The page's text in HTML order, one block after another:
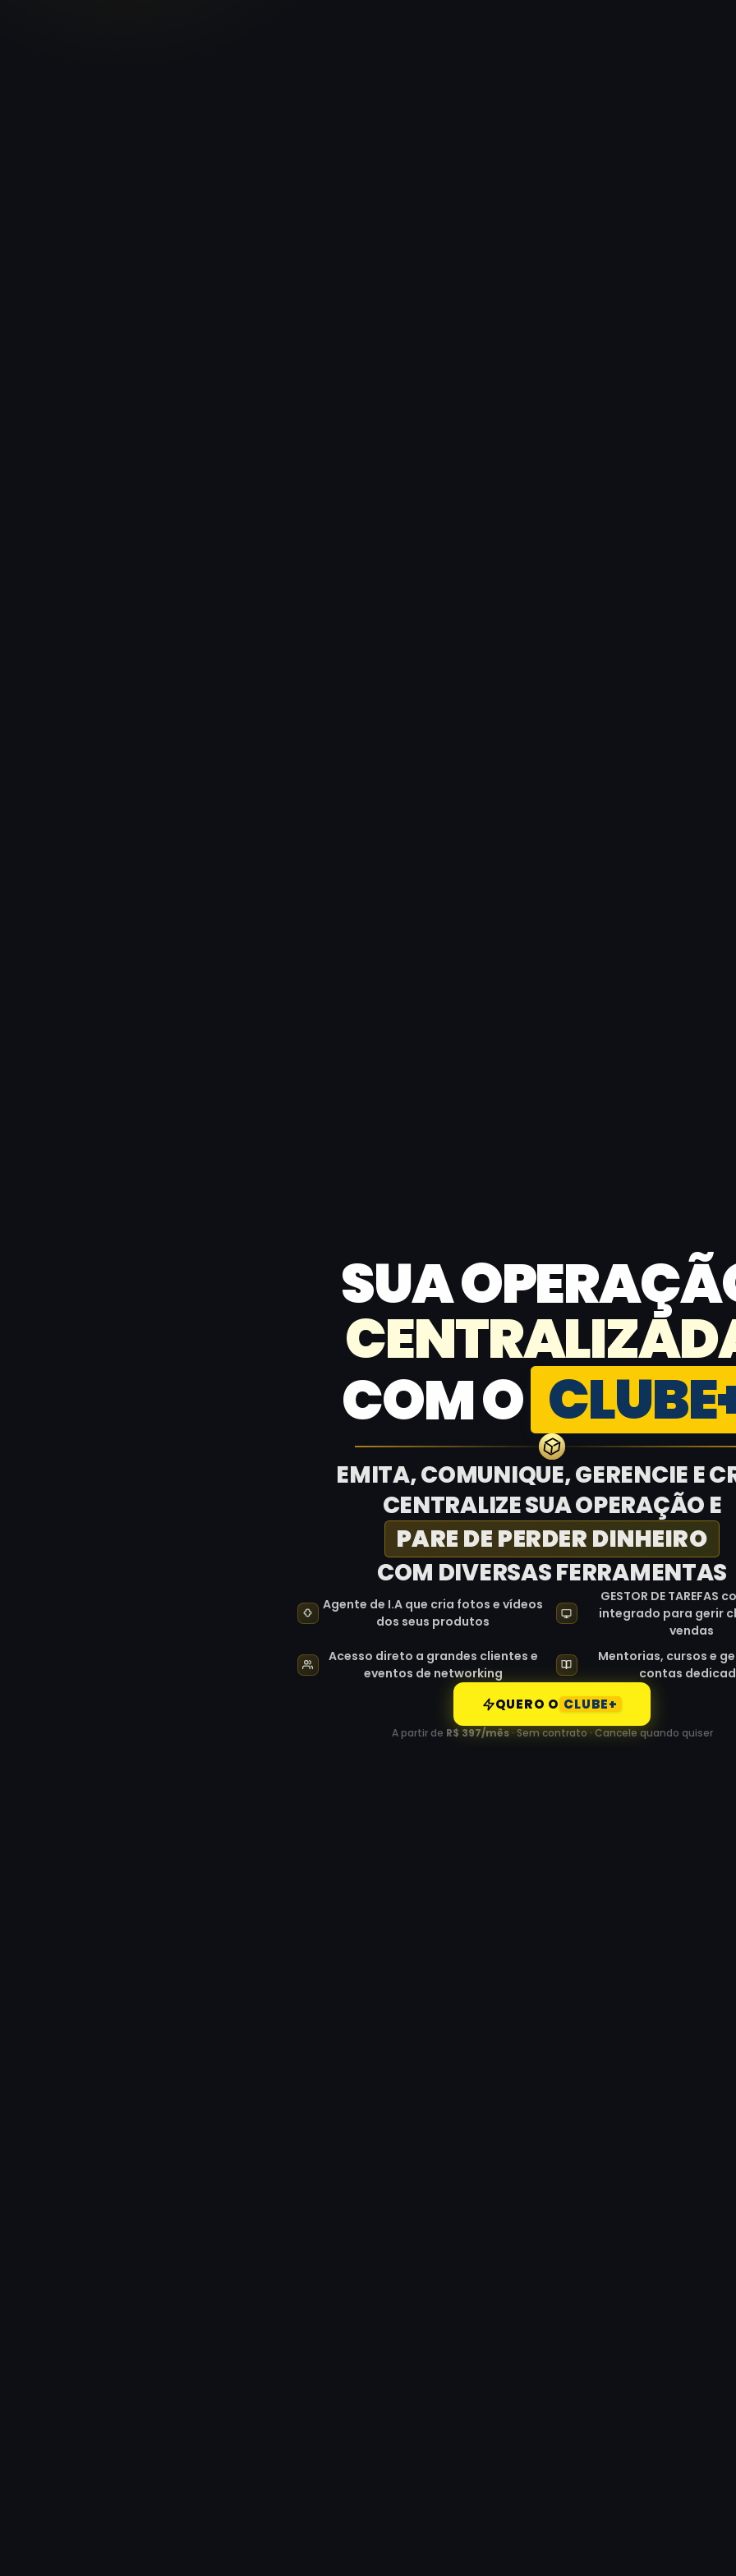
SUA
COM O
EMITA, COMUNIQUE, GERENCIE E
CENTRALIZE SUA OPERAÇÃO E
PARE DE PERDER DINHEIRO
COM DIVERSAS FERRAMENTAS
Agente de I.A que cria fotos e vídeos
dos seus produtos
GESTOR DE TAREFAS
integrado para gerir
vendas
Acesso direto a grandes clientes e
eventos de networking
Mentorias, cursos e
contas
QUERO O CLUBE+
A partir de R$ 397/mês· Sem contrato · Cancele quando quiser